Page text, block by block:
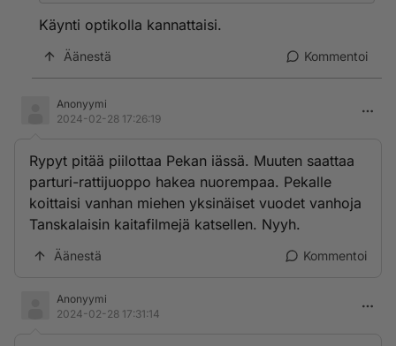
Käynti optikolla kannattaisi.
Äänestä Kommentoi
Anonyymi
2024-02-28 17:26:19
Rypyt pitää piilottaa Pekan iässä. Muuten saattaa
parturi-rattijuoppo hakea nuorempaa. Pekalle
koittaisi vanhan miehen yksinäiset vuodet vanhoja
Tanskalaisin kaitafilmejä katsellen. Nyyh.
Äänestä Kommentoi
Anonyymi
2024-02-28 17:31:14